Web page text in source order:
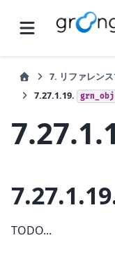
7. リファレン
7.27.1.19.
grn_obj
TODO...